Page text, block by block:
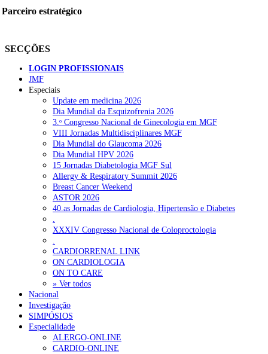
Parceiro estratégico
SECÇÕES
LOGIN PROFISSIONAIS
JMF
Especiais
Update em medicina 2026
Dia Mundial da Esquizofrenia 2026
3.ᵒ Congresso Nacional de Ginecologia em MGF
VIII Jornadas Multidisciplinares MGF
Dia Mundial do Glaucoma 2026
Dia Mundial HPV 2026
15 Jornadas Diabetologia MGF Sul
Allergy & Respiratory Summit 2026
Breast Cancer Weekend
ASTOR 2026
40.as Jornadas de Cardiologia, Hipertensão e Diabetes
.
XXXIV Congresso Nacional de Coloproctologia
.
CARDIORRENAL LINK
ON CARDIOLOGIA
ON TO CARE
» Ver todos
Nacional
Investigação
SIMPÓSIOS
Especialidade
ALERGO-ONLINE
CARDIO-ONLINE